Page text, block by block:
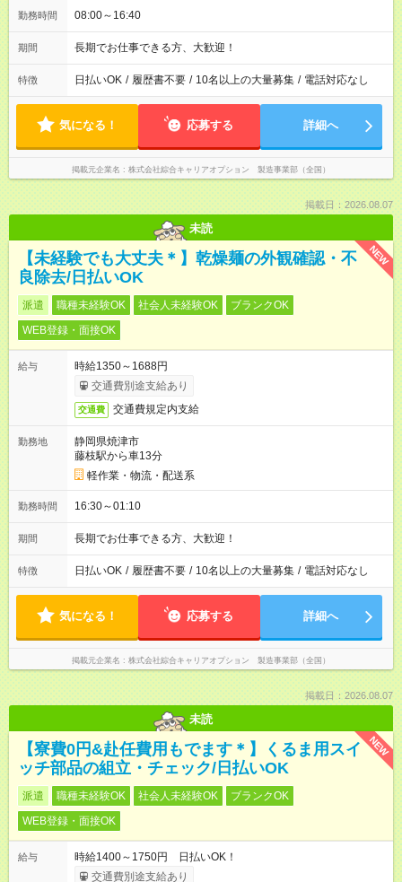
勤務時間 08:00～16:40
期間 長期でお仕事できる方、大歓迎！
特徴 日払いOK / 履歴書不要 / 10名以上の大量募集 / 電話対応なし
気になる！ 応募する 詳細へ
掲載元企業名 株式会社綜合キャリアオプション 製造事業部（全国）
掲載日：2026.08.07
未読
NEW
【未経験でも大丈夫＊】乾燥麺の外観確認・不
良除去/日払いOK
派遣 職種未経験OK 社会人未経験OK
ブランクOK
WEB登録・面接OK
給与
時給1350～1688円
交通費別途支給あり
交通費 交通費規定内支給
勤務地
静岡県焼津市
藤枝駅から車13分
軽作業・物流・配送系
勤務時間 16:30～01:10
期間 長期でお仕事できる方、大歓迎！
特徴 日払いOK / 履歴書不要 / 10名以上の大量募集 / 電話対応なし
気になる！ 応募する 詳細へ
掲載元企業名 株式会社綜合キャリアオプション 製造事業部（全国）
掲載日：2026.08.07
未読
NEW
【寮費0円&赴任費用もでます＊】くるま用スイ
ッチ部品の組立・チェック/日払いOK
派遣 職種未経験OK 社会人未経験OK
ブランクOK
WEB登録・面接OK
給与
時給1400～1750円 日払いOK！
交通費別途支給あり